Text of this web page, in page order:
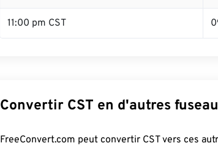
11:00 pm CST
Convertir CST en d'autres
FreeConvert.com peut convertir CST vers ces